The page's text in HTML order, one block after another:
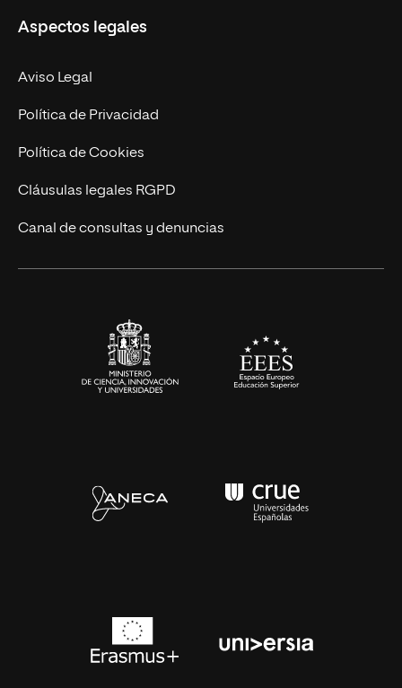
Doctorados
Experto Universitario
Postgrados
Cursos Universitarios
Facultades
Nuestro Equipo
Trabaja en UNIR
Actualidad
UNIR Revista
Eventos
Aspectos legales
Aviso Legal
Política de Privacidad
Política de Cookies
Cláusulas legales RGPD
Canal de consultas y denuncias